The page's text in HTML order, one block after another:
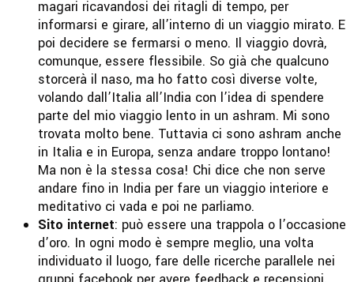
magari ricavandosi dei ritagli di tempo, per
informarsi e girare, all’interno di un viaggio mirato. E
poi decidere se fermarsi o meno. Il viaggio dovrà,
comunque, essere flessibile. So già che qualcuno
storcerà il naso, ma ho fatto così diverse volte,
volando dall’Italia all’India con l’idea di spendere
parte del mio viaggio lento in un ashram. Mi sono
trovata molto bene. Tuttavia ci sono ashram anche
in Italia e in Europa, senza andare troppo lontano!
Ma non è la stessa cosa! Chi dice che non serve
andare fino in India per fare un viaggio interiore e
meditativo ci vada e poi ne parliamo.
Sito internet: può essere una trappola o l’occasione
d’oro. In ogni modo è sempre meglio, una volta
individuato il luogo, fare delle ricerche parallele nei